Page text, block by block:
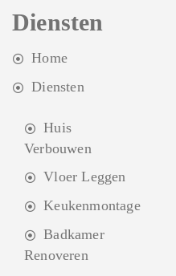
Diensten
Home
Diensten
Huis
Verbouwen
Vloer Leggen
Keukenmontage
Badkamer
Renoveren